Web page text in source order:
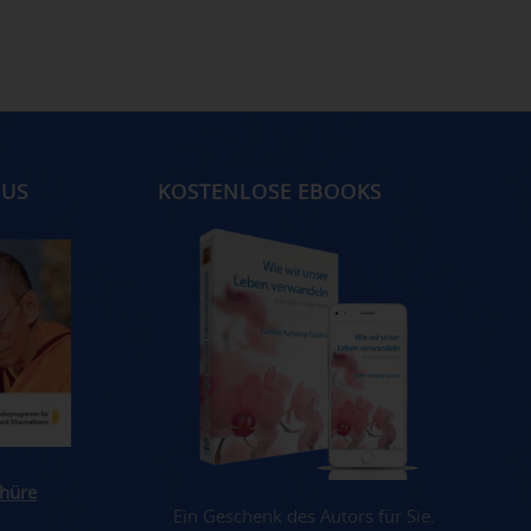
KOSTENLOSE EBOOKS
Ein Geschenk des Autors für Sie.